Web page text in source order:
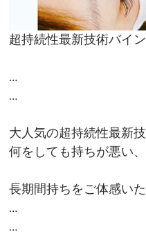
超持続性最新技術バイ
…
…
大人気の超持続性最新
何をしても持ちが悪い
長期間持ちをご体感い
…
…